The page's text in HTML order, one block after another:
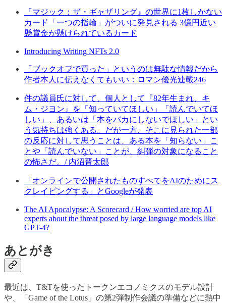
『マジック：ザ・ギャザリング』の世界に1枚しかない
カード「一つの指輪」がついに発見される 3億円近い
懸賞金が懸けられているカード
Introducing Writing NFTs 2.0
「ブックオフで買った」というのは無駄な情報だから
作者本人に伝えなくてもいい：ロマン優光連載246
件の議員氏に対して、個人として『82年生まれ、キ
ム・ジヨン』を「知っていてほしい」「読んでいてほ
しい」、あるいは「本をバカにしないでほしい」とい
う気持ちは強くある。だが一方、そこに見られた一部
の反応に対して思うことは、ある本を「知らない」こ
とや「読んでいない」ことが、糾弾の対象になること
の怖さだ。/ 内沼晋太郎
「オンラインで公開されたものすべてをAIのためにス
クレイピングする」とGoogleが発表
The AI Apocalypse: A Scorecard / How worried are top AI
experts about the threat posed by large language models like
GPT-4?
あとがき
最近は、T&Tを使ったトークンエコノミクスのモデル設計
や、「Game of the Lotus」の第2弾制作会議の準備などに熱中